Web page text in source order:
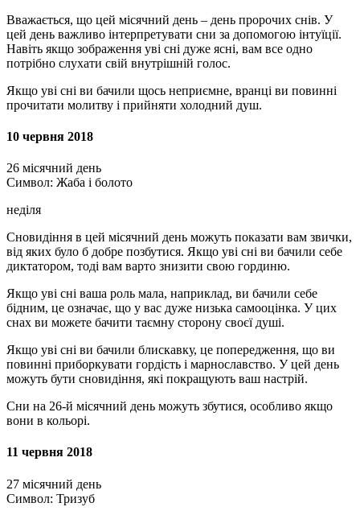
Вважається, що цей місячний день – день пророчих снів. У
цей день важливо інтерпретувати сни за допомогою інтуїції.
Навіть якщо зображення уві сні дуже ясні, вам все одно
потрібно слухати свій внутрішній голос.
Якщо уві сні ви бачили щось неприємне, вранці ви повинні
прочитати молитву і прийняти холодний душ.
10 червня 2018
26 місячний день
Символ: Жаба і болото
неділя
Сновидіння в цей місячний день можуть показати вам звички,
від яких було б добре позбутися. Якщо уві сні ви бачили себе
диктатором, тоді вам варто знизити свою гординю.
Якщо уві сні ваша роль мала, наприклад, ви бачили себе
бідним, це означає, що у вас дуже низька самооцінка. У цих
снах ви можете бачити таємну сторону своєї душі.
Якщо уві сні ви бачили блискавку, це попередження, що ви
повинні приборкувати гордість і марнославство. У цей день
можуть бути сновидіння, які покращують ваш настрій.
Сни на 26-й місячний день можуть збутися, особливо якщо
вони в кольорі.
11 червня 2018
27 місячний день
Символ: Тризуб